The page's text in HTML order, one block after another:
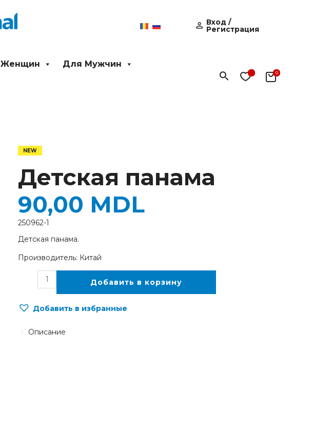
Вход /
Регистрация
Для Мужчин
Поиск
Детская панама
Детская панама.
Производитель: Китай
90,00 MDL
товара
Детская
панама
Добавить в корзину
Добавить в избранные
250962-1
Описание